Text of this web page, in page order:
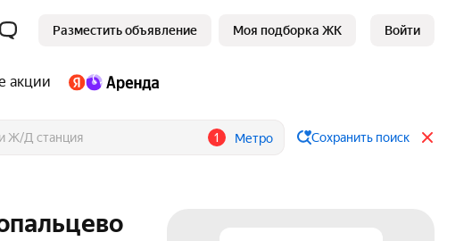
Разместить объявление Моя подборка ЖК Войти
акции
1 Метро Сохранить поиск